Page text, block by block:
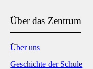
Über das Zentrum
Über uns
Geschichte der Schule